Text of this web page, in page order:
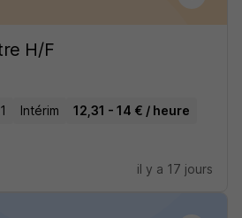
H/F
Intérim 12,31 - 14 € / heure
il y a 17 jours